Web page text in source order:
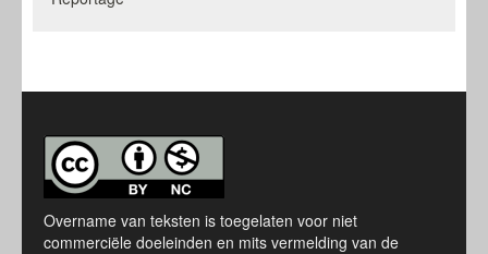
Overname van teksten is toegelaten voor niet
commerciële doeleinden en mits vermelding van de